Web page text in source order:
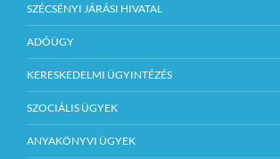
SZÉCSÉNYI JÁRÁSI HIVATAL
ADÓÜGY
KERESKEDELMI ÜGYINTÉZÉS
SZOCIÁLIS ÜGYEK
ANYAKÖNYVI ÜGYEK